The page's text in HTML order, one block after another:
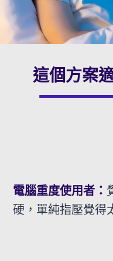
這個方案
電腦重度使用者：
硬，單純指壓覺得